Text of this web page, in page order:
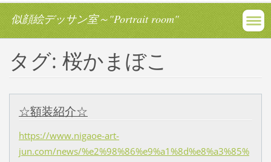
似顔絵デッサン室～"Portrait room"
タグ: 桜かまぼこ
☆額装紹介☆
https://www.nigaoe-art-
jun.com/news/%e2%98%86%e9%a1%8d%e8%a3%85%